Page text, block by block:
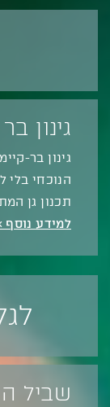
גינון
גינון בר-
הנוכחי בלי
תכנון גן
למידע נוסף
שביל